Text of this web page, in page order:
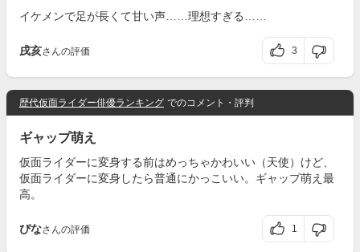
イケメンで足が長くて甘い声……理想すぎる……
戌亥さんの評価 3
歴代仮面ライダー俳優ランキング でのコメント・評判
ギャップ萌え
仮面ライダーに変身する前はめっちゃかわいい（天使）けど、
仮面ライダーに変身したら普通にかっこいい。ギャップ萌え最
高。
ぴなさんの評価 1